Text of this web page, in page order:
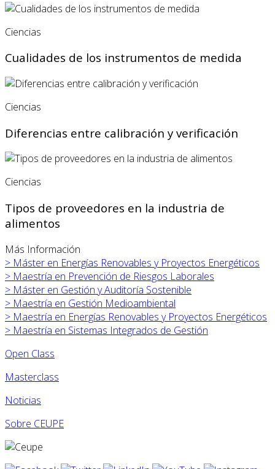
Ciencias
Cualidades de los instrumentos de medida
Ciencias
Diferencias entre calibración y verificación
Ciencias
Tipos de proveedores en la industria de
alimentos
Más Información
> Máster en Energías Renovables y Proyectos Energéticos
> Maestría en Prevención de Riesgos Laborales
> Máster en Gestión y Auditoría Sostenible
> Maestría en Gestión Medioambiental
> Maestría en Energías Renovables y Proyectos Energéticos
> Maestría en Sistemas Integrados de Gestión
Open Class
Masterclass
Noticias
Sobre CEUPE